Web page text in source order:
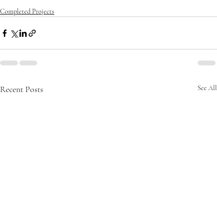
Completed Projects
Recent Posts See All